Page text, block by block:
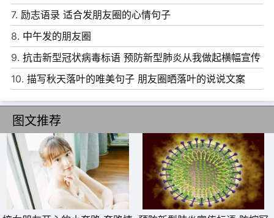
21、总有一天你的棱角会被世界磨平，你会拔掉身上的刺，
你会学着对讨厌的人微笑，你会变成一个不动声色的人。
22、时光老去，看清流年的缠绵，看轻今日的是非。岁月
丢失了那年今日的光辉，容颜易改，若美丽如初，我已不
爱。
23、有些东西，注定要成为过去。有些东西，注定要成为
历史。有些东西，注定只能在记忆中存在，然后渐渐地被人
遗忘。
24、岁月的薄凉，毫无转还之地。回首来时路，生命的印
痕清晰却又遥远。清晰的，是这过往的全局;遥远的，是一
7. 励志语录 适合发朋友圈的心情句子
8. 中午发的朋友圈
9. 抗击新型冠状病毒标语 预防新型肺炎从我做起横幅宣传
语
10. 描写秋天落叶的唯美句子 朋友圈晒落叶的说说文案
图文推荐